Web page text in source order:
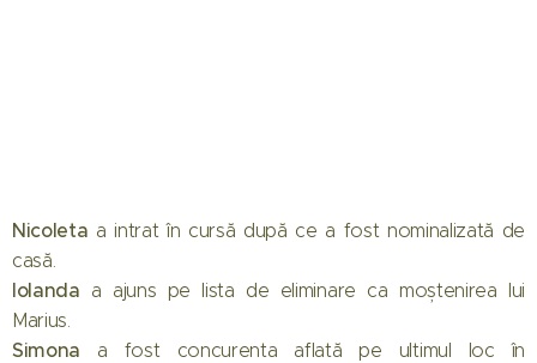
Nicoleta a intrat în cursă după ce a fost nominalizată de
casă.
Iolanda a ajuns pe lista de eliminare ca moștenirea lui
Marius.
Simona a fost concurenta aflată pe ultimul loc în